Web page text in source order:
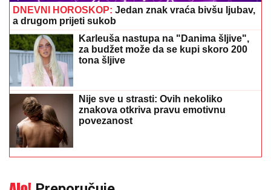
DNEVNI HOROSKOP: Jedan znak vraća bivšu ljubav,
a drugom prijeti sukob
Karleuša nastupa na "Danima šljive",
za budžet može da se kupi skoro 200
tona šljive
Nije sve u strasti: Ovih nekoliko
znakova otkriva pravu emotivnu
povezanost